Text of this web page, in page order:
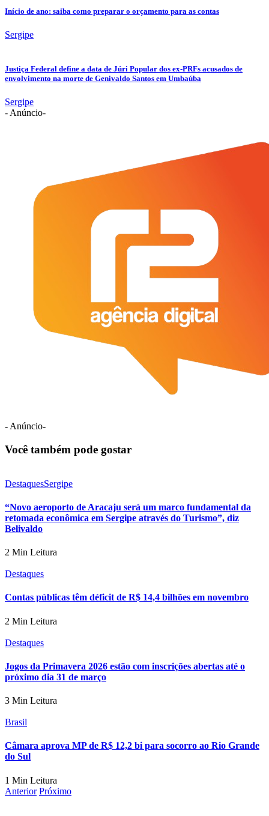
Início de ano: saiba como preparar o orçamento para as contas
Sergipe
Justiça Federal define a data de Júri Popular dos ex-PRFs acusados de
envolvimento na morte de Genivaldo Santos em Umbaúba
Sergipe
- Anúncio-
- Anúncio-
Você também pode gostar
DestaquesSergipe
“Novo aeroporto de Aracaju será um marco fundamental da
retomada econômica em Sergipe através do Turismo”, diz
Belivaldo
2 Min Leitura
Destaques
Contas públicas têm déficit de R$ 14,4 bilhões em novembro
2 Min Leitura
Destaques
Jogos da Primavera 2026 estão com inscrições abertas até o
próximo dia 31 de março
3 Min Leitura
Brasil
Câmara aprova MP de R$ 12,2 bi para socorro ao Rio Grande
do Sul
1 Min Leitura
Anterior Próximo